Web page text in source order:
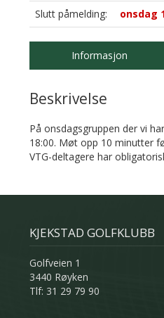
Slutt påmelding:
onsdag
Informasjon
Beskrivelse
På onsdagsgruppen der vi
18:00. Møt opp 10 minutter
VTG-deltagere har
KJEKSTAD GOLFKLUBB
Golfveien 1
3440 Røyken
Tlf: 31 29 79 90